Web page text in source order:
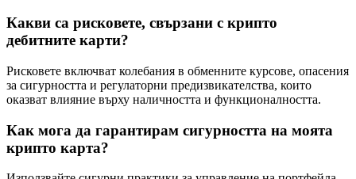
Какви са рисковете, свързани с крипто
дебитните карти?
Рисковете включват колебания в обменните курсове, опасения
за сигурността и регулаторни предизвикателства, които
оказват влияние върху наличността и функционалността.
Как мога да гарантирам сигурността на моята
крипто карта?